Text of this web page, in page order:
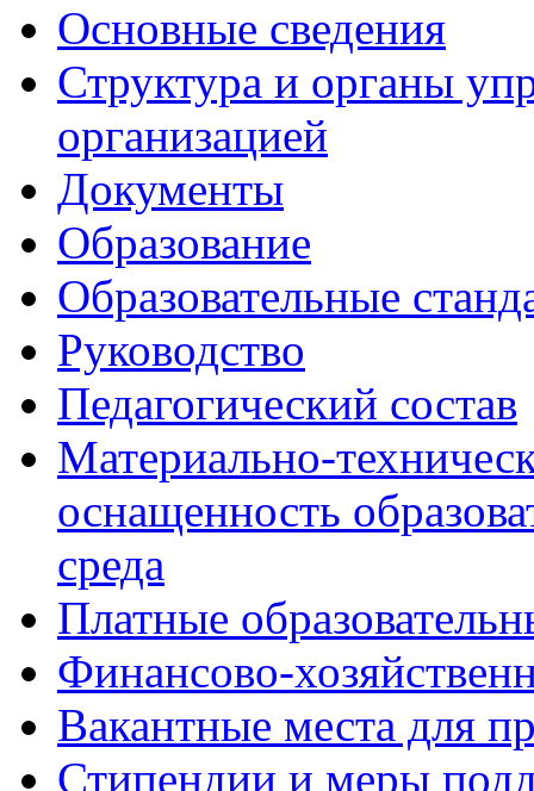
Основные сведения
Структура и органы
организацией
Документы
Образование
Образовательные
Руководство
Педагогический состав
Материально-
оснащенность
среда
Платные
Финансово-
Вакантные места для
Стипендии и меры